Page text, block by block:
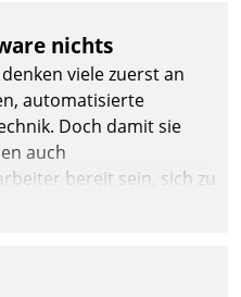
nichts
viele zuerst an
automatisierte
Doch damit sie
auch
bereit sein, sich zu
werden sie an ihr